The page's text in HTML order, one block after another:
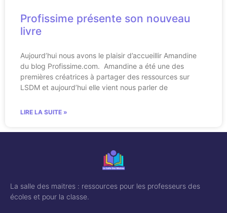
Profissime présente son nouveau
livre
Aujourd’hui nous avons le plaisir d’accueillir Amandine
du blog Profissime.com. Amandine a été une des
premières créatrices à partager des ressources sur
LSDM et aujourd’hui elle vient nous parler de
LIRE LA SUITE »
La salle des maitres : ressources pour les professeurs des
écoles et pour la classe.